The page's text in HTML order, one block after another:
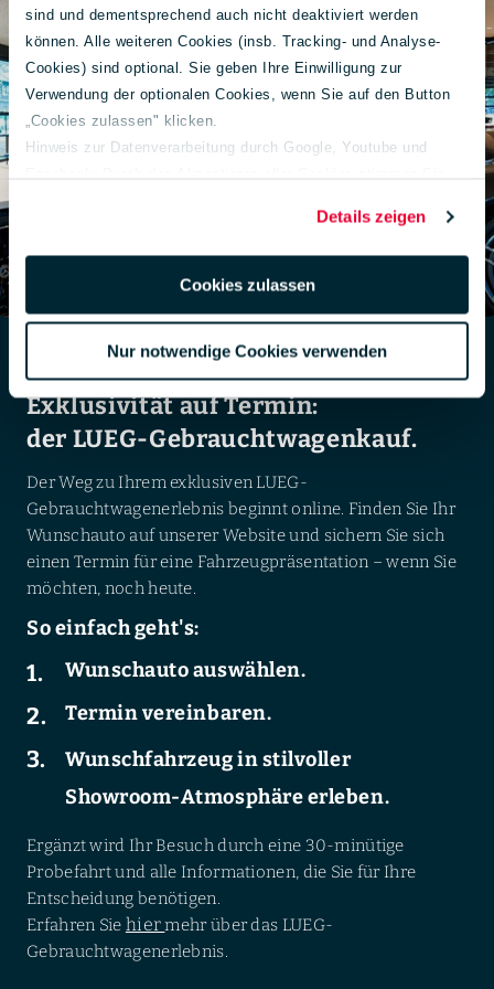
sind und dementsprechend auch nicht deaktiviert werden
können. Alle weiteren Cookies (insb. Tracking- und Analyse-
Cookies) sind optional. Sie geben Ihre Einwilligung zur
Verwendung der optionalen Cookies, wenn Sie auf den Button
„Cookies zulassen" klicken.
Hinweis zur Datenverarbeitung durch Google, Youtube und
DSGVO zur Übermittlung in die USA zu. Hierbei besteht das
Risiko, dass Ihre Daten u. U. von US-Behörden zu Kontroll- und
Überwachungs-zwecken verarbeitet werden.
Details zeigen
Cookies zulassen
Nur notwendige Cookies verwenden
Exklusivität auf Termin:
der LUEG-Gebrauchtwagenkauf.
Der Weg zu Ihrem exklusiven LUEG-
Gebrauchtwagenerlebnis beginnt online. Finden Sie Ihr
Wunschauto auf unserer Website und sichern Sie sich
einen Termin für eine Fahrzeugpräsentation – wenn Sie
möchten, noch heute.
So einfach geht's:
Wunschauto auswählen.
Termin vereinbaren.
Wunschfahrzeug in stilvoller
Showroom-Atmosphäre erleben.
Ergänzt wird Ihr Besuch durch eine 30-minütige
Probefahrt und alle Informationen, die Sie für Ihre
Entscheidung benötigen.
Erfahren Sie hiermehr über das LUEG-
Gebrauchtwagenerlebnis.